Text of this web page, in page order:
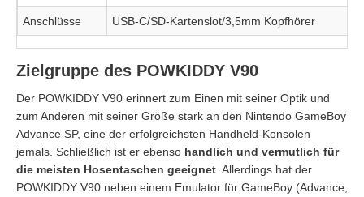
Anschlüsse USB-C/SD-Kartenslot/3,5mm Kopfhörer
Zielgruppe des POWKIDDY V90
Der POWKIDDY V90 erinnert zum Einen mit seiner Optik und
zum Anderen mit seiner Größe stark an den Nintendo GameBoy
Advance SP, eine der erfolgreichsten Handheld-Konsolen
jemals. Schließlich ist er ebenso handlich und vermutlich für
die meisten Hosentaschen geeignet . Allerdings hat der
POWKIDDY V90 neben einem Emulator für GameBoy (Advance,